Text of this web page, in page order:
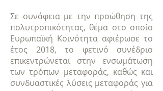
Σε συνάφεια με την προώθηση της
πολυτροπικότητας, θέμα στο οποίο
Ευρωπαϊκή Κοινότητα αφιέρωσε το
έτος 2018, το φετινό συνέδριο
επικεντρώνεται στην ενσωμάτωση
των τρόπων μεταφοράς, καθώς και
συνδυαστικές λύσεις μεταφοράς για